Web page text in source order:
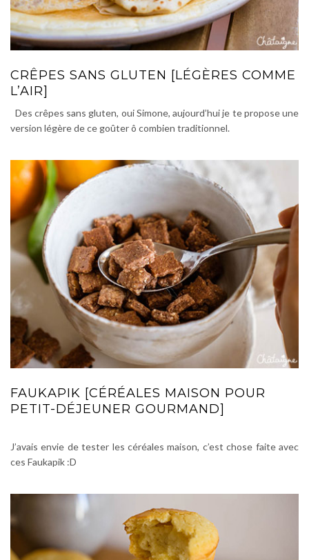
CRÊPES SANS GLUTEN [LÉGÈRES COMME
L’AIR]
Des crêpes sans gluten, oui Simone, aujourd’hui je te propose une
version légère de ce goûter ô combien traditionnel.
FAUKAPIK [CÉRÉALES MAISON POUR
PETIT-DÉJEUNER GOURMAND]
J’avais envie de tester les céréales maison, c’est chose faite avec
ces Faukapik :D